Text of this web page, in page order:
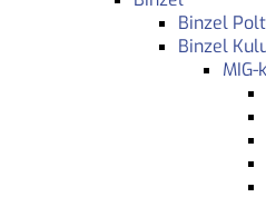
Binzel
Binzel